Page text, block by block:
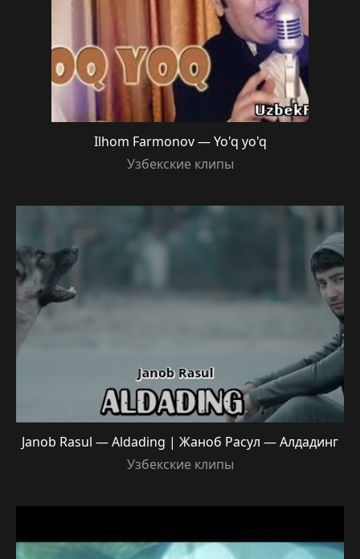
Ilhom Farmonov — Yo'q yo'q
Узбекские клипы
Janob Rasul — Aldading | Жаноб Расул — Алдадинг
Узбекские клипы